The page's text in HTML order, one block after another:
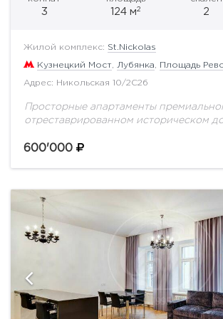
3 124 м2 2
Жилой комплекс: St.Nickolas
Кузнецкий Мост Лубянка Площадь
Адрес: Никольская 10/2С2б
Просторные апартаменты
отреставрированном историческом
использованием натуральных
600'000